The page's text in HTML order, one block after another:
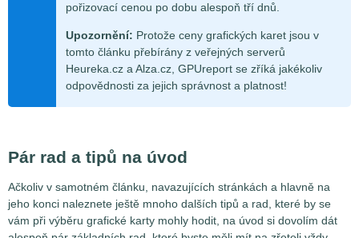
pořizovací cenou po dobu alespoň tří dnů.
Upozornění: Protože ceny grafických karet jsou v
tomto článku přebírány z veřejných serverů
Heureka.cz a Alza.cz, GPUreport se zříká jakékoliv
odpovědnosti za jejich správnost a platnost!
Pár rad a tipů na úvod
Ačkoliv v samotném článku, navazujících stránkách a hlavně na
jeho konci naleznete ještě mnoho dalších tipů a rad, které by se
vám při výběru grafické karty mohly hodit, na úvod si dovolím dát